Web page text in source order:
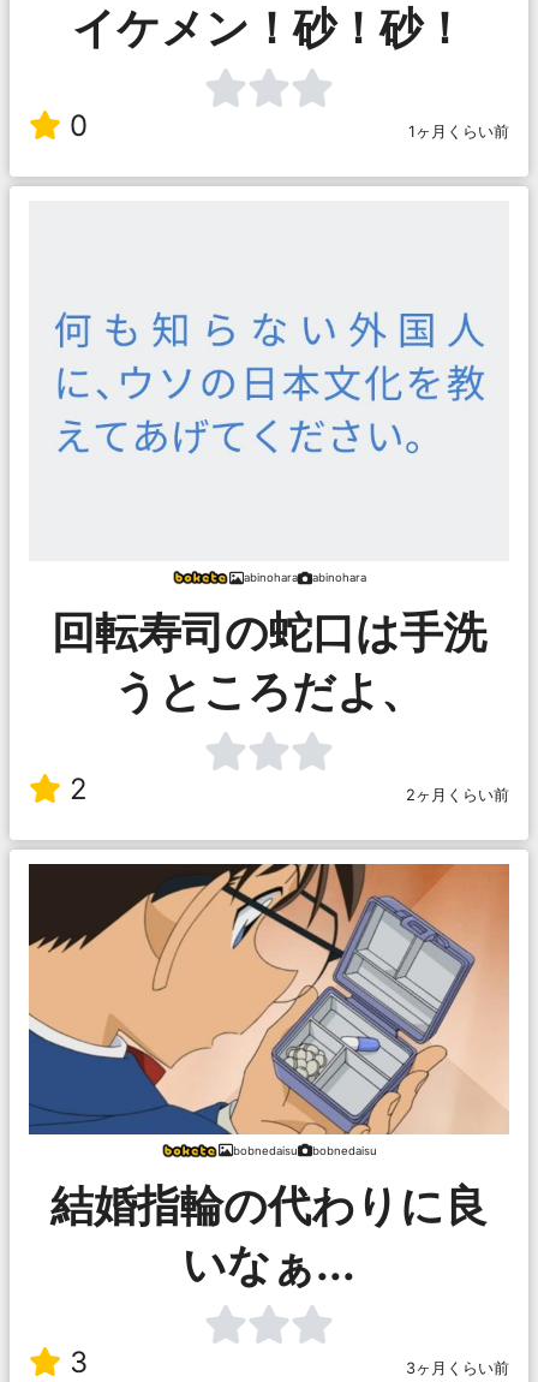
イケメン！砂！砂！
0 1ヶ月くらい前
abinohara abinohara
回転寿司の蛇口は手洗
うところだよ、
2 2ヶ月くらい前
bobnedaisu bobnedaisu
結婚指輪の代わりに良
いなぁ...
3 3ヶ月くらい前